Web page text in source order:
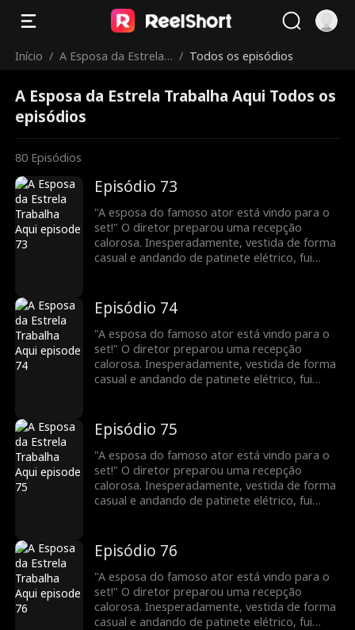
Início / A Esposa da Estrela
/ Todos os episódios
A Esposa da Estrela Trabalha Aqui Todos os
episódios
80 Episódios
Episódio 73
"A esposa do famoso ator está vindo para o
set!" O diretor preparou uma recepção
calorosa. Inesperadamente, vestida de forma
casual e andando de patinete elétrico, fui
esposa do meu marido! Todos a bajulavam e
me maltratavam. Veja como vou deixá-los
envergonhados!
Episódio 74
"A esposa do famoso ator está vindo para o
set!" O diretor preparou uma recepção
calorosa. Inesperadamente, vestida de forma
casual e andando de patinete elétrico, fui
esposa do meu marido! Todos a bajulavam e
me maltratavam. Veja como vou deixá-los
envergonhados!
Episódio 75
"A esposa do famoso ator está vindo para o
set!" O diretor preparou uma recepção
calorosa. Inesperadamente, vestida de forma
casual e andando de patinete elétrico, fui
esposa do meu marido! Todos a bajulavam e
me maltratavam. Veja como vou deixá-los
envergonhados!
Episódio 76
"A esposa do famoso ator está vindo para o
set!" O diretor preparou uma recepção
calorosa. Inesperadamente, vestida de forma
casual e andando de patinete elétrico, fui